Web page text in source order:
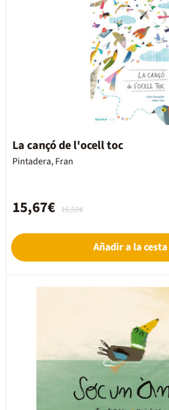
La cançó de l'ocell toc
Pintadera, Fran
16,50€
15,67€
Añadir a la cesta